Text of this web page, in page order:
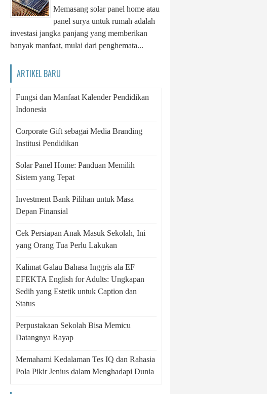
Memasang solar panel home atau
panel surya untuk rumah adalah
investasi jangka panjang yang memberikan
banyak manfaat, mulai dari penghemata...
ARTIKEL BARU
Fungsi dan Manfaat Kalender Pendidikan
Indonesia
Corporate Gift sebagai Media Branding
Institusi Pendidikan
Solar Panel Home: Panduan Memilih
Sistem yang Tepat
Investment Bank Pilihan untuk Masa
Depan Finansial
Cek Persiapan Anak Masuk Sekolah, Ini
yang Orang Tua Perlu Lakukan
Kalimat Galau Bahasa Inggris ala EF
EFEKTA English for Adults: Ungkapan
Sedih yang Estetik untuk Caption dan
Status
Perpustakaan Sekolah Bisa Memicu
Datangnya Rayap
Memahami Kedalaman Tes IQ dan Rahasia
Pola Pikir Jenius dalam Menghadapi Dunia